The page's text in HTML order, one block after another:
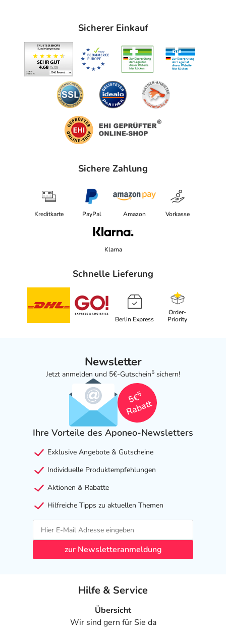
Sicherer Einkauf
Sichere Zahlung
Kreditkarte PayPal Amazon Vorkasse
Klarna
Schnelle Lieferung
Berlin Express
Order-
Priority
Newsletter
Jetzt anmelden und 5€-Gutschein5 sichern!
5€
5
Rabatt
Ihre Vorteile des Aponeo-Newsletters
Exklusive Angebote & Gutscheine
Individuelle Produktempfehlungen
Aktionen & Rabatte
Hilfreiche Tipps zu aktuellen Themen
zur Newsletteranmeldung
Hilfe & Service
Übersicht
Wir sind gern für Sie da